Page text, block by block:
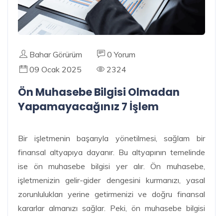
Bahar Görürüm
0 Yorum
09 Ocak 2025
2324
Ön Muhasebe Bilgisi Olmadan
Yapamayacağınız 7 İşlem
Bir işletmenin başarıyla yönetilmesi, sağlam bir
finansal altyapıya dayanır. Bu altyapının temelinde
ise ön muhasebe bilgisi yer alır. Ön muhasebe,
işletmenizin gelir-gider dengesini kurmanızı, yasal
zorunlulukları yerine getirmenizi ve doğru finansal
kararlar almanızı sağlar. Peki, ön muhasebe bilgisi